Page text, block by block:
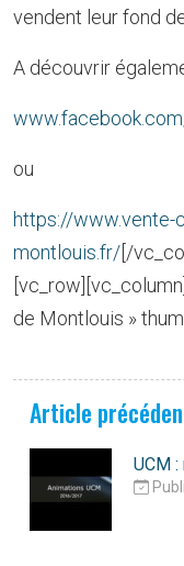
vendent leur fond
A découvrir
ou
https://www.vente-
montlouis.fr/ [/
de Montlouis »
Article
UCM